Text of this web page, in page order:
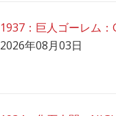
1937：巨人ゴーレム：
2026年08月03日